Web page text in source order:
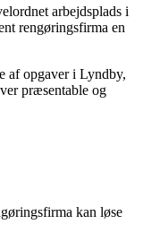
arbejdsplads i
rengøringsfirma en
af opgaver i Lyndby,
præsentable og
kan løse